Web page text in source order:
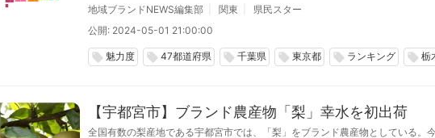
地域ブランドNEWS編集部
関東
県民スター
公開: 2024-05-01 21:00:00
local_offer 魅力度 local_offer 47都道府県 local_offer 千葉県 local_offer 東京都 local_offer ランキング local_offer 栃
【宇都宮市】ブランド農産物「梨」幸水を初出荷
全国有数の梨産地である宇都宮市では、「梨」をブランド農産物としている。